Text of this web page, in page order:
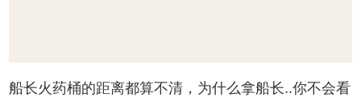
船长火药桶的距离都算不清，为什么拿船长..你不会看